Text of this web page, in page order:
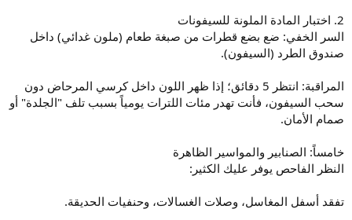
2. اختبار المادة الملونة للسيفونات
السر الخفي: ضع بضع قطرات من صبغة طعام (ملون غدائي) داخل
صندوق الطرد (السيفون).
المراقبة: انتظر 5 دقائق؛ إذا ظهر اللون داخل كرسي المرحاض دون
سحب السيفون، فأنت تهدر مئات اللترات يومياً بسبب تلف "الجلدة" أو
صمام الأمان.
خامساً: الصنابير والمواسير الظاهرة
النظر الفاحص يوفر عليك الكثير:
تفقد أسفل المغاسل، وصلات الغسالات، وحنفيات الحديقة.